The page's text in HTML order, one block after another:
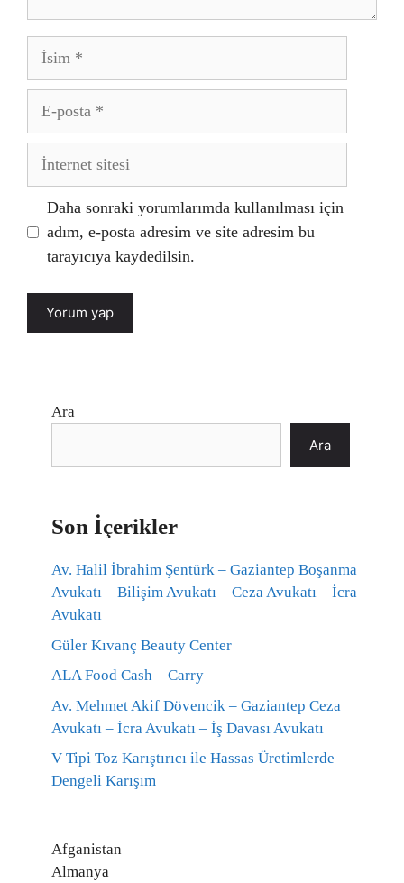
İsim
posta
İnternet
Daha sonraki yorumlarımda kullanılması için
adım, e-posta adresim ve site adresim bu
tarayıcıya kaydedilsin.
Ara
Ara
Son İçerikler
Av. Halil İbrahim Şentürk – Gaziantep Boşanma
Avukatı – Bilişim Avukatı – Ceza Avukatı – İcra
Avukatı
Güler Kıvanç Beauty Center
ALA Food Cash – Carry
Av. Mehmet Akif Dövencik – Gaziantep Ceza
Avukatı – İcra Avukatı – İş Davası Avukatı
V Tipi Toz Karıştırıcı ile Hassas Üretimlerde
Dengeli Karışım
Afganistan
Almanya